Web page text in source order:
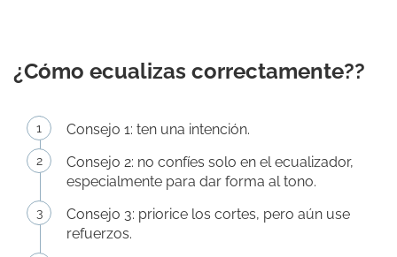
¿Cómo ecualizas correctamente??
Consejo 1: ten una intención.
Consejo 2: no confíes solo en el ecualizador,
especialmente para dar forma al tono.
Consejo 3: priorice los cortes, pero aún use
refuerzos.